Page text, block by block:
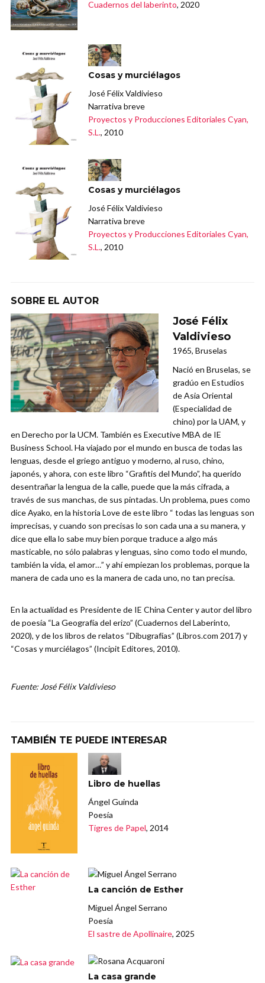
Cuadernos del laberinto, 2020
Cosas y murciélagos
José Félix Valdivieso
Narrativa breve
Proyectos y Producciones Editoriales Cyan,
S.L., 2010
Cosas y murciélagos
José Félix Valdivieso
Narrativa breve
Proyectos y Producciones Editoriales Cyan,
S.L., 2010
SOBRE EL AUTOR
José Félix
Valdivieso
1965, Bruselas
Nació en Bruselas, se
gradúo en Estudios
de Asia Oriental
(Especialidad de
chino) por la UAM, y
en Derecho por la UCM. También es Executive MBA de IE
Business School. Ha viajado por el mundo en busca de todas las
lenguas, desde el griego antiguo y moderno, al ruso, chino,
japonés, y ahora, con este libro “Grafitis del Mundo”, ha querido
desentrañar la lengua de la calle, puede que la más cifrada, a
través de sus manchas, de sus pintadas. Un problema, pues como
dice Ayako, en la historia Love de este libro “ todas las lenguas son
imprecisas, y cuando son precisas lo son cada una a su manera, y
dice que ella lo sabe muy bien porque traduce a algo más
masticable, no sólo palabras y lenguas, sino como todo el mundo,
también la vida, el amor…” y ahí empiezan los problemas, porque la
manera de cada uno es la manera de cada uno, no tan precisa.
En la actualidad es Presidente de IE China Center y autor del libro
de poesía “La Geografía del erizo” (Cuadernos del Laberinto,
2020), y de los libros de relatos “Dibugrafías” (Libros.com 2017) y
“Cosas y murciélagos” (Incipit Editores, 2010).
Fuente: José Félix Valdivieso
TAMBIÉN TE PUEDE INTERESAR
Libro de huellas
Ángel Guinda
Poesía
Tigres de Papel, 2014
La canción de Esther
Miguel Ángel Serrano
Poesía
El sastre de Apollinaire, 2025
La casa grande